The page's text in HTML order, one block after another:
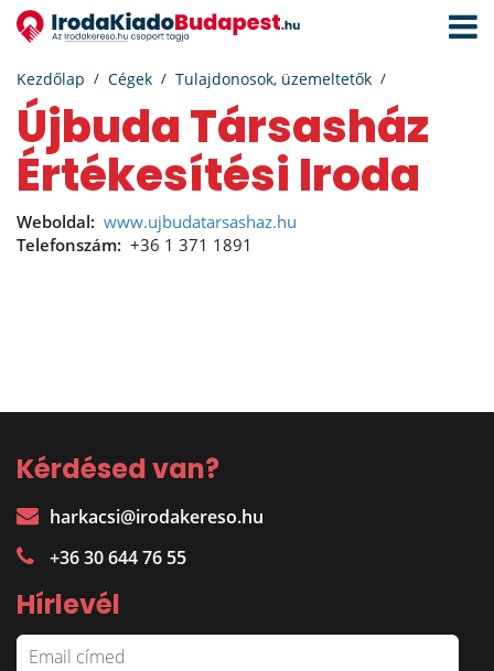
Kezdőlap Cégek Tulajdonosok, üzemeltetők
Újbuda Társasház
Értékesítési Iroda
Weboldal: www.ujbudatarsashaz.hu
Telefonszám: +36 1 371 1891
Kérdésed van?
harkacsi@irodakereso.hu
+36 30 644 76 55
Hírlevél